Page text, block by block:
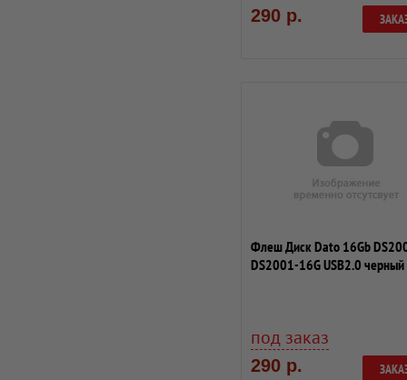
290 р.
Флеш Диск Dato 16Gb
DS2001-16G USB2.0 черный
под заказ
290 р.